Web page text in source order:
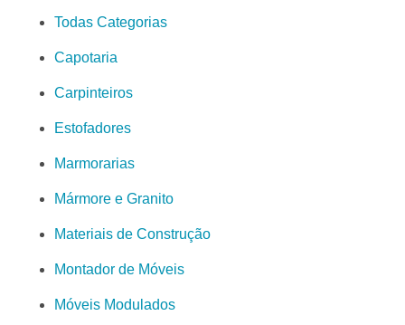
Todas Categorias
Capotaria
Carpinteiros
Estofadores
Marmorarias
Mármore e Granito
Materiais de Construção
Montador de Móveis
Móveis Modulados